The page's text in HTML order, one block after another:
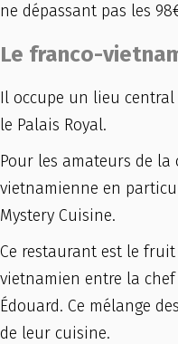
ne dépassant pas les
Le franco-
Il occupe un lieu central
le Palais Royal.
Pour les amateurs de
vietnamienne en
Mystery Cuisine.
Ce restaurant est le
vietnamien entre la
Édouard. Ce mélange
de leur cuisine.